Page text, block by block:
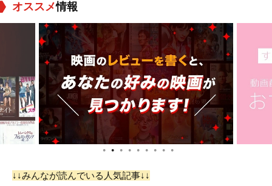
江原真二郎
役：
水木襄
役：
山東昭子
役：
オススメ情報
● ● ● ● ● ● ● ● ●
↓↓みんなが読んでいる人気記事↓↓